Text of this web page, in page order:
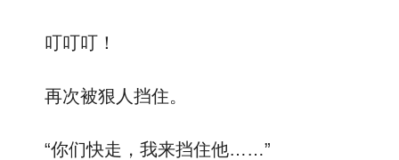
叮叮叮！
再次被狠人挡住。
“你们快走，我来挡住他……”